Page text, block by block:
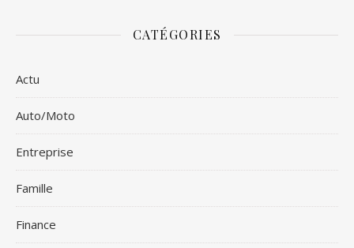
CATÉGORIES
Actu
Auto/Moto
Entreprise
Famille
Finance